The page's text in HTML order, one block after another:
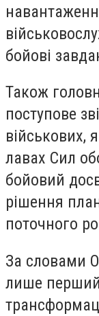
бойові
Також
поступове
військових,
лавах Сил
бойовий
рішення
поточного
За словами
лише